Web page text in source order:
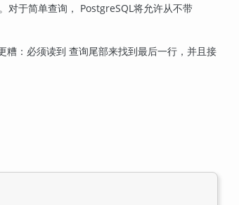
对于简单查询， PostgreSQL将允许从不带
：必须读到 查询尾部来找到最后一行，并且接